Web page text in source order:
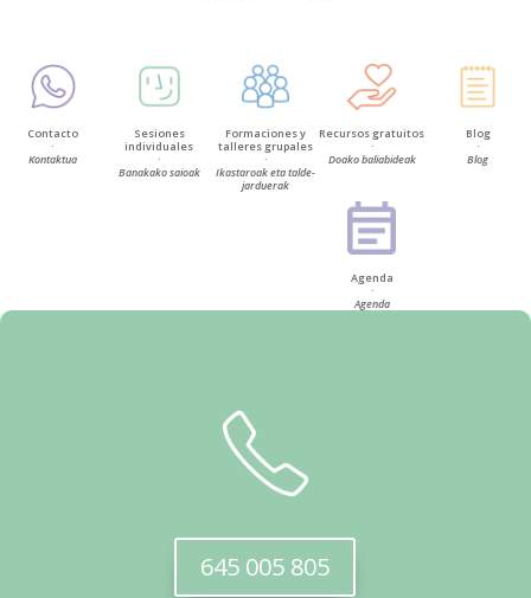
Contacto
·
Kontaktua
Sesiones
individuales
·
Banakako saioak
Formaciones y
talleres grupales
·
Ikastaroak eta talde-
jarduerak
Recursos gratuitos
·
Doako baliabideak
Blog
·
Blog
Agenda
·
Agenda
645 005 805